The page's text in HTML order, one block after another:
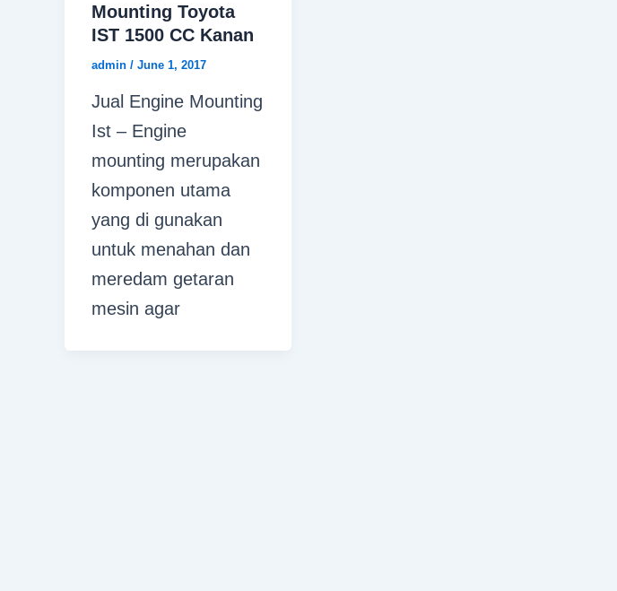
Mounting Toyota
IST 1500 CC Kanan
admin / June 1, 2017
Jual Engine Mounting
Ist – Engine
mounting merupakan
komponen utama
yang di gunakan
untuk menahan dan
meredam getaran
mesin agar